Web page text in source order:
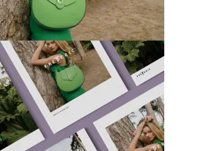
Frederic22 手册
品牌视觉 广告片 插画 时尚空间设
计网站